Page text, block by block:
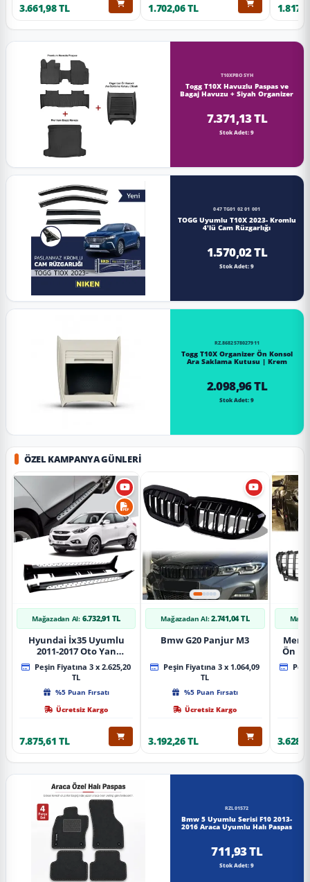
3.661,98 TL 1.702,06 TL
T10XPBOSYH
Togg T10X Havuzlu Paspas ve
Bagaj Havuzu + Siyah Organizer
7.371,13 TL
Stok Adet: 9
047 TG01 02 01 001
TOGG Uyumlu T10X 2023- Kromlu
4'lü Cam Rüzgarlığı
1.570,02 TL
Stok Adet: 9
RZ.8682578027911
Togg T10X Organizer Ön Konsol
Ara Saklama Kutusu | Krem
2.098,96 TL
Stok Adet: 9
ÖZEL KAMPANYA GÜNLERI
Mağazadan Al: 6.732,91 TL
Hyundai İx35 Uyumlu
2011-2017 Oto Yan
Basamak Koruma Side
Step Bmw Style
Peşin Fiyatına 3 x 2.625,20
TL
%5 Puan Fırsatı
Ücretsiz Kargo
7.875,61 TL
Mağazadan Al: 2.741,04 TL
Bmw G20 Panjur M3
Peşin Fiyatına 3 x 1.064,09
TL
%5 Puan Fırsatı
Ücretsiz Kargo
3.192,26 TL
Ön
RZL01572
Bmw 5 Uyumlu Serisi F10 2013-
2016 Araca Uyumlu Halı Paspas
711,93 TL
Stok Adet: 9